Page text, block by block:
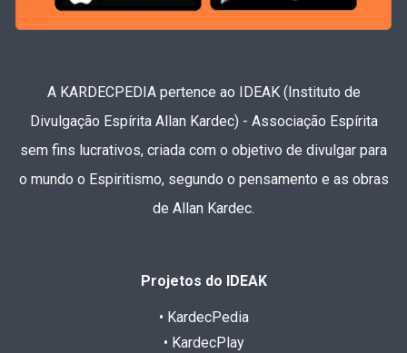
A KARDECPEDIA pertence ao IDEAK (Instituto de
Divulgação Espírita Allan Kardec) - Associação Espírita
sem fins lucrativos, criada com o objetivo de divulgar para
o mundo o Espiritismo, segundo o pensamento e as obras
de Allan Kardec.
Projetos do IDEAK
• KardecPedia
• KardecPlay